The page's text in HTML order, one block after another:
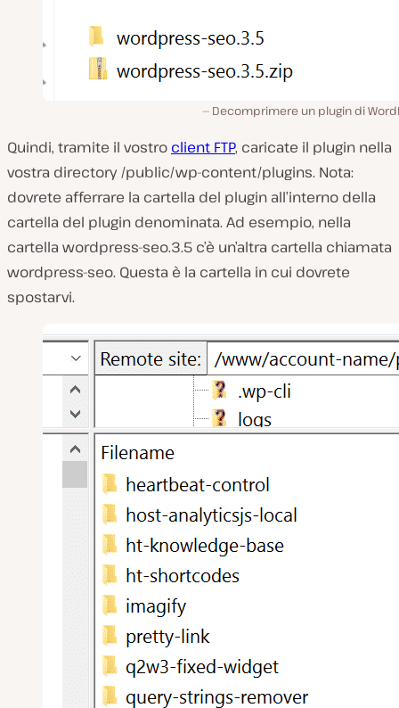
Decomprimere un plugin di
Quindi, tramite il vostro client FTP, caricate il plugin nella
vostra directory /public/wp-content/plugins. Nota:
dovrete afferrare la cartella del plugin all’interno della
cartella del plugin denominata. Ad esempio, nella
cartella wordpress-seo.3.5 c’è un’altra cartella chiamata
wordpress-seo. Questa è la cartella in cui dovrete
spostarvi.